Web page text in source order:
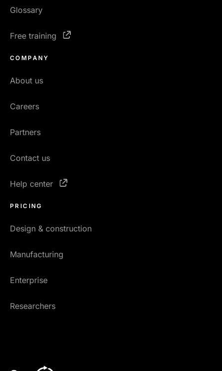
Glossary
Free training
COMPANY
About us
Careers
Partners
Contact us
Help center
PRICING
Design & construction
Manufacturing
Enterprise
Researchers